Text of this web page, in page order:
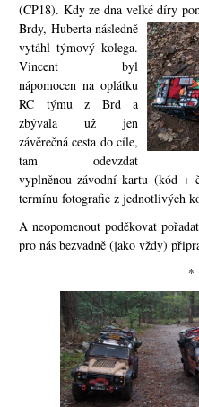
(CP18). Kdy ze dna velké díry
Brdy, Huberta následně
vytáhl týmový kolega.
Vincent byl
nápomocen na oplátku
RC týmu z Brd a
zbývala už jen
závěrečná cesta do cíle,
tam odevzdat
vyplněnou závodní kartu (kód +
termínu fotografie z jednotlivých
A neopomenout poděkovat
pro nás bezvadně (jako vždy)
*